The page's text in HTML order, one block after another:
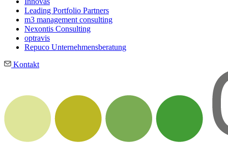
Leading Port­folio Partners
m3 manage­ment consul­ting
Nexontis Consulting
optravis
Repuco Unternehmensberatung
Kontakt